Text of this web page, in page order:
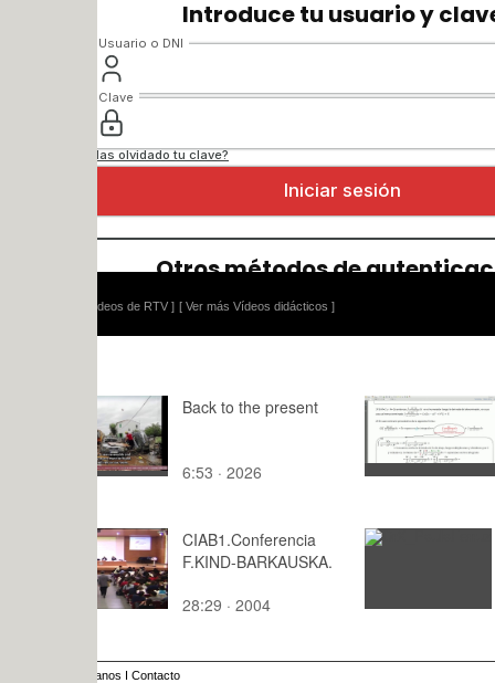
[ Ver más Vídeos didácticos ]
Back to the present
6:53 · 2026
Integrales
4:11 · 2019
CIAB1.Conferencia
F.KIND-BARKAUSKA.
28:29 · 2004
: · 2023